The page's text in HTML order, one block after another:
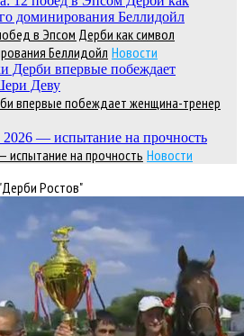
в Эпсом Дерби как символ
Беллидойл Новости
впервые побеждает женщина-тренер
испытание на прочность Новости
Ростов"